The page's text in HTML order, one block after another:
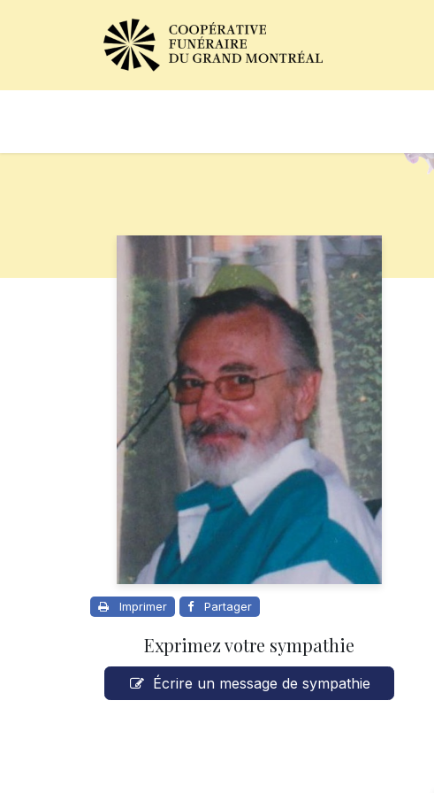
Imprimer Partager
Exprimez votre sympathie
Écrire un message de sympathie